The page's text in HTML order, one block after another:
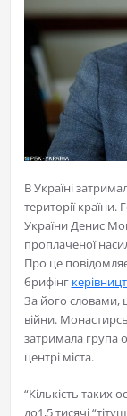
В Україні
території країни.
України Денис
проплаченої
Про це
брифінг
За його словами,
війни.
затримала група
центрі міста.
“Кількість таких
до1,5 тисячі